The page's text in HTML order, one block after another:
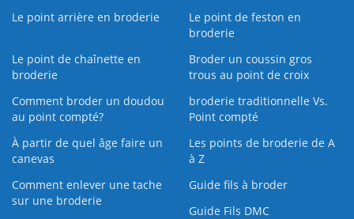
Le point arrière en broderie
Le point de feston en
broderie
Le point de chaînette en
broderie
Broder un coussin gros
trous au point de croix
Comment broder un doudou
au point compté?
broderie traditionnelle Vs.
Point compté
À partir de quel âge faire un
canevas
Les points de broderie de A
à Z
Comment enlever une tache
sur une broderie
Guide fils à broder
Guide Fils DMC